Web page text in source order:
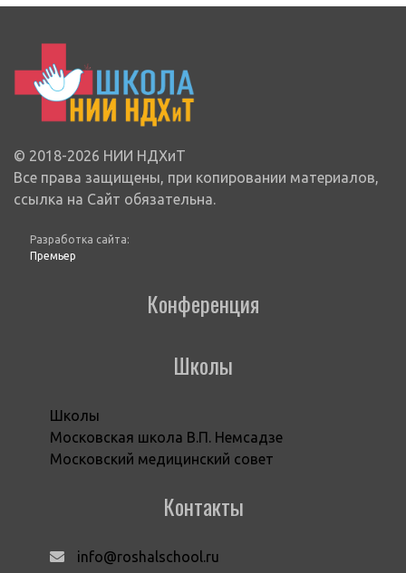
© 2018-2026 НИИ НДХиТ
Все права защищены, при копировании материалов,
ссылка на Сайт обязательна.
Разработка сайта:
Премьер
Конференция
Школы
Школы
Московская школа В.П. Немсадзе
Московский медицинский совет
Контакты
info@roshalschool.ru